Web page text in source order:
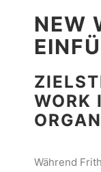
NEW
WORK
Während